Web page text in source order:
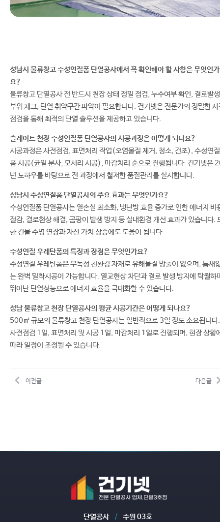
성남시 물류창고 수성연질폼 단열공사에서 꼭 확인해야 할 사항은 무엇인가
요?
물류창고 단열공사 전 반드시 천장 상태 정밀 점검, 누수여부 확인, 결로발생
부위 체크, 단열 취약구간 파악이 필요합니다. 건기넷은 전문가의 정밀한 사
점검을 통해 최적의 단열 솔루션을 제공하고 있습니다.
슬레이트 천장 수성연질폼 단열공사의 시공과정은 어떻게 되나요?
시공과정은 사전점검, 표면처리 작업(오염물질 제거, 청소, 건조), 수성연질
폼 시공(균일 분사, 모서리 시공), 마감처리 순으로 진행됩니다. 건기넷은
년 노하우를 바탕으로 전 과정에서 철저한 품질관리를 실시합니다.
성남시 수성연질폼 단열공사의 주요 효과는 무엇인가요?
수성연질폼 단열공사는 열손실 최소화, 냉난방 효율 증가로 인한 에너지 비
절감, 결로현상 해결, 곰팡이 발생 방지 등 실내환경 개선 효과가 있습니다.
한 건물 수명 연장과 자산 가치 상승에도 도움이 됩니다.
수성연질 우레탄폼의 특징과 장점은 무엇인가요?
수성연질 우레탄폼은 무독성 친환경 자재로 유해물질 방출이 없으며, 틈새
는 완벽 밀착시공이 가능합니다. 열교현상 차단과 결로 발생 방지에 탁월하
뛰어난 단열성능으로 에너지 효율을 극대화할 수 있습니다.
성남 물류창고 천장 단열공사의 평균 시공기간은 어떻게 되나요?
500㎡ 규모의 물류창고 천장 단열공사는 일반적으로 3일 정도 소요됩니다.
사전점검 1일, 표면처리 및 시공 1일, 마감처리 1일로 진행되며, 현장 상황
따라 일정이 조정될 수 있습니다.
이전글 다음글
단열공사 / 수원 03호